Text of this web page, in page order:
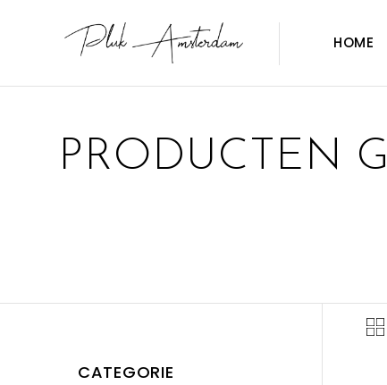
HOME
PRODUCTEN
CATEGORIE